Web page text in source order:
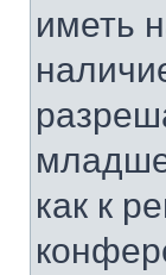
иметь
как к